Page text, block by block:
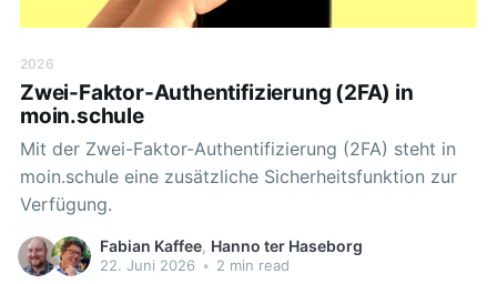
2026
Zwei-Faktor-Authentifizierung (2FA) in
moin.schule
Mit der Zwei-Faktor-Authentifizierung (2FA) steht in
moin.schule eine zusätzliche Sicherheitsfunktion zur
Verfügung.
Fabian Kaffee, Hanno ter Haseborg
22. Juni 2026 • 2 min read